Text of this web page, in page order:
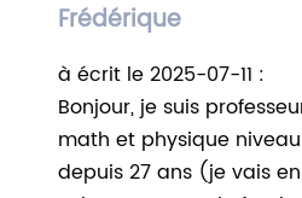
Frédérique
à écrit le 2025-07-11 :
Bonjour, je suis
math et physique
depuis 27 ans (je vais